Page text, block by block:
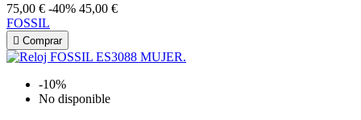
75,00 € -40% 45,00 €
FOSSIL
 Comprar
-10%
No disponible